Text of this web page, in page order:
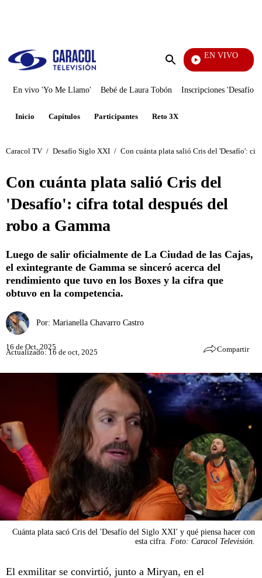
Enviar
EN VIVO
También Caerás
En vivo 'Yo Me Llamo' Bebé de Laura Tobón Inscripciones 'Desafío'
Inicio Capítulos Participantes Reto 3X
Caracol TV / Desafío Siglo XXI / Con cuánta plata salió Cris del 'Desafío':
Con cuánta plata salió Cris del
'Desafío': cifra total después del
robo a Gamma
Luego de salir oficialmente de La Ciudad de las Cajas,
el exintegrante de Gamma se sinceró acerca del
rendimiento que tuvo en los Boxes y la cifra que
obtuvo en la competencia.
Por: Marianella Chavarro Castro
16 de Oct, 2025
Actualizado: 16 de oct, 2025 Compartir
Cuánta plata sacó Cris del 'Desafío del Siglo XXI' y qué piensa hacer con
esta cifra.
Foto: Caracol Televisión.
El exmilitar se convirtió, junto a Miryan, en el